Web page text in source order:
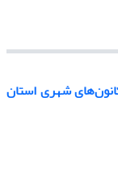
شهری استان